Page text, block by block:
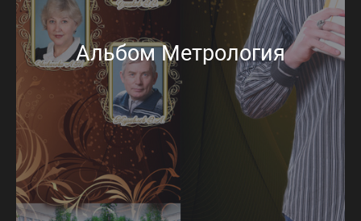
Альбом Метрология